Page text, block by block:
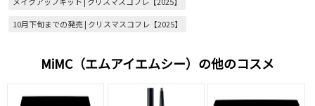
10月下旬までの発売 | クリスマスコフレ【2025】
MiMC（エムアイエムシー）の他のコスメ